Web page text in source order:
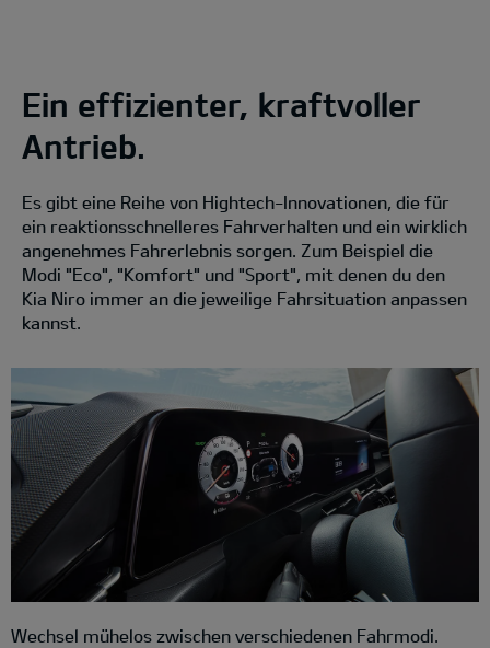
Ein effizienter, kraftvoller
Antrieb.
Es gibt eine Reihe von Hightech-Innovationen, die für
ein reaktionsschnelleres Fahrverhalten und ein wirklich
angenehmes Fahrerlebnis sorgen. Zum Beispiel die
Modi "Eco", "Komfort" und "Sport", mit denen du den
Kia Niro immer an die jeweilige Fahrsituation anpassen
kannst.
Wechsel mühelos zwischen verschiedenen Fahrmodi.